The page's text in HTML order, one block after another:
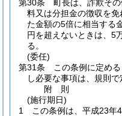
第30条
町長は、詐欺そ
料又は分担金の徴収を
た金額の5倍に相当する
円を超えないときは、5
る。
(委任)
第31条
この条例に定め
し必要な事項は、規則で
附 則
(施行期日)
1
この条例は、平成23年